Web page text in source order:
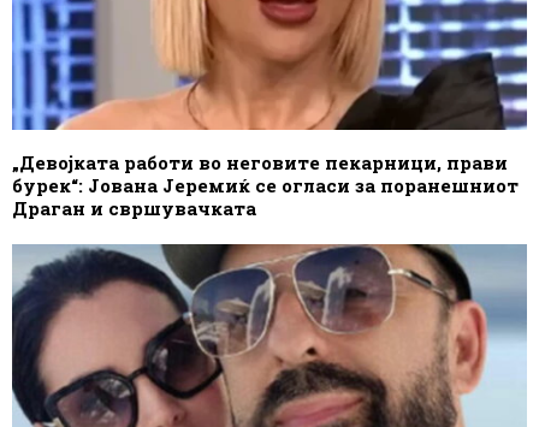
„Девојката работи во неговите пекарници, прави
бурек“: Јована Јеремиќ се огласи за поранешниот
Драган и свршувачката